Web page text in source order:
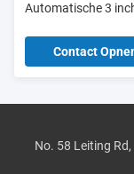
Automatische 3
pijptreader
Contact
No. 58 Leiting